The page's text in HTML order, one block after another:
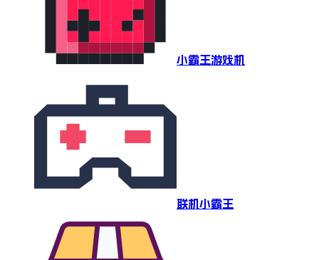
小霸王游戏机
联机小霸王